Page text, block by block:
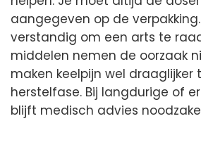
aangegeven op de
verstandig om een arts te
middelen nemen de oorzaak
maken keelpijn wel draaglijker
herstelfase. Bij langdurige of
blijft medisch advies